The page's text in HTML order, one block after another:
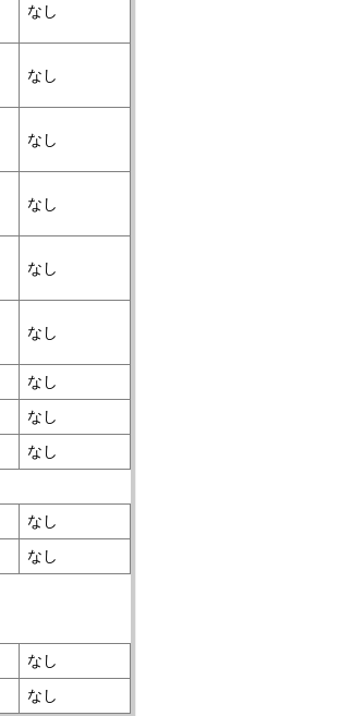
なし
なし
なし
なし
なし
なし
なし
なし
なし
なし
なし
なし
なし